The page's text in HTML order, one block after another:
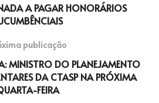
A PAGAR HONORÁRIOS
publicação
MINISTRO DO PLANEJAMENTO
DA CTASP NA PRÓXIMA
FEIRA